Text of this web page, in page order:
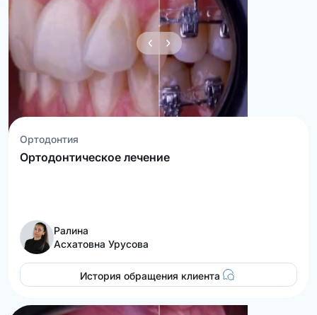
Ортодонтия
Ортодонтическое лечение
Ралина
Асхатовна Урусова
История обращения клиента